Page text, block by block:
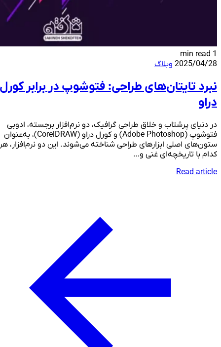
2025/04/28 وبلاگ
نبرد تایتان‌های طراحی: فتوشوپ در برابر کورل
دراو
در دنیای پرشتاب و خلاق طراحی گرافیک، دو نرم‌افزار برجسته، ادوبی
فتوشوپ (Adobe Photoshop) و کورل دراو (CorelDRAW)، به‌عنوان
ستون‌های اصلی ابزارهای طراحی شناخته می‌شوند. این دو نرم‌افزار، هر
کدام با تاریخچه‌ای غنی و…
Read article